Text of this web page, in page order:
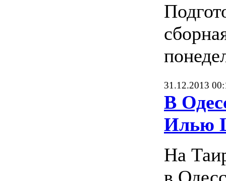
31.12.2013
В
Илью
На